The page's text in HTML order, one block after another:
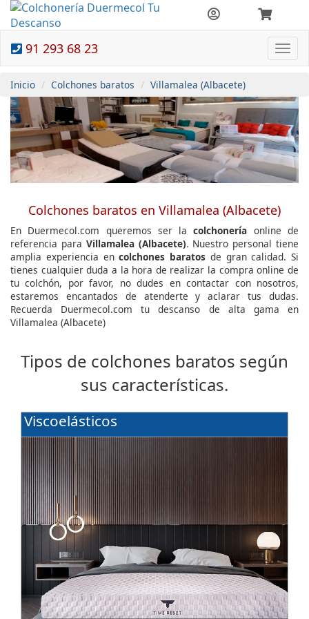
91 293 68 23
Inicio Colchones baratos Villamalea (Albacete)
Colchones baratos en Villamalea (Albacete)
En Duermecol.com queremos ser lacolchonería online de
referencia para Villamalea (Albacete). Nuestro personal tiene
amplia experiencia encolchones baratos de gran calidad. Si
tienes cualquier duda a la hora de realizar la compra online de
tu colchón, por favor, no dudes en contactar con nosotros,
estaremos encantados de atenderte y aclarar tus dudas.
Recuerda Duermecol.com tu descanso de alta gama en
Villamalea (Albacete)
Tipos de colchones baratos según
sus características.
Viscoelásticos